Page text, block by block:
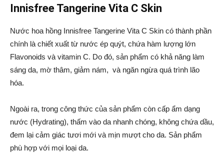
Innisfree Tangerine Vita C Skin
Nước hoa hồng Innisfree Tangerine Vita C Skin có thành phần
chính là chiết xuất từ nước ép quýt, chứa hàm lượng lớn
Flavonoids và vitamin C. Do đó, sản phẩm có khả năng làm
sáng da, mờ thâm, giảm nám, và ngăn ngừa quá trình lão
hóa.
Ngoài ra, trong công thức của sản phẩm còn cấp ẩm dạng
nước (Hydrating), thấm vào da nhanh chóng, không chứa dầu,
đem lại cảm giác tươi mới và mịn mượt cho da. Sản phẩm
phù hợp với mọi loại da.